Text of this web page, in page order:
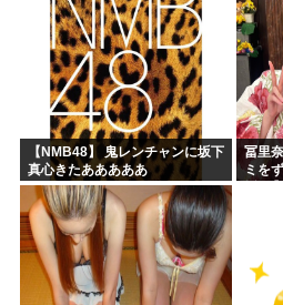
【NMB48】 鬼レンチャンに坂下
真心きたあああああ
冨里
ミを